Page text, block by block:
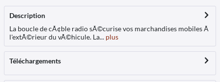
Description
La boucle de cÃ¢ble radio sÃ©curise vos marchandises mobiles Ã
l'extÃ©rieur du vÃ©hicule. La... plus
Téléchargements